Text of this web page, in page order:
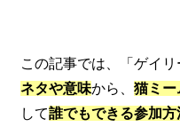
この記事では、「ゲイ
ネタや意味から、 猫ミー
して誰でもできる参加方